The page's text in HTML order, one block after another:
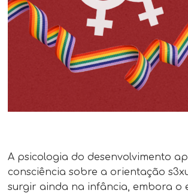
A psicologia do desenvolvimento
consciência sobre a orientação
surgir ainda na infância, embora o